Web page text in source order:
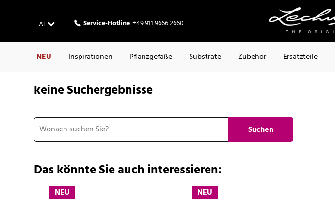
AT Service-Hotline +49 911 9666 2660
NEU Inspirationen Pflanzgefäße Substrate Zubehör Ersatzteile
keine Suchergebnisse
Suchen
Das könnte Sie auch interessieren:
NEU NEU